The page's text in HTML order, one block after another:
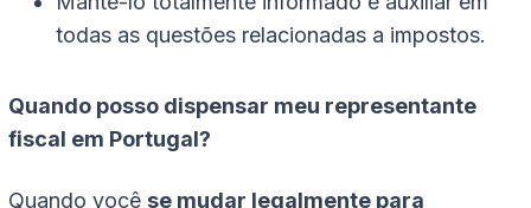
todas as questões relacionadas a impostos.
Quando posso dispensar meu representante
fiscal em Portugal?
Quando você se mudar legalmente para